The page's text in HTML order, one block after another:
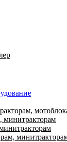
минитракторам